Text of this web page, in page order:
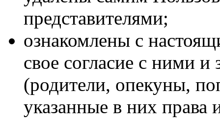
представителями;
ознакомлены с
свое согласие с ними и
(родители, опекуны,
указанные в них права